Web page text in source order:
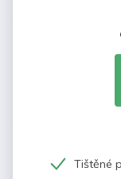
Tištěné